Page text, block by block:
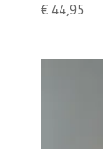
€44,95